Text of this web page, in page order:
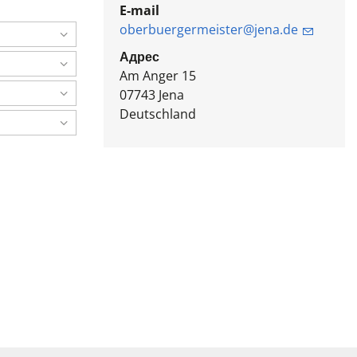
E-mail
oberbuergermeister@jena.de
Адрес
Am Anger 15
07743 Jena
Deutschland